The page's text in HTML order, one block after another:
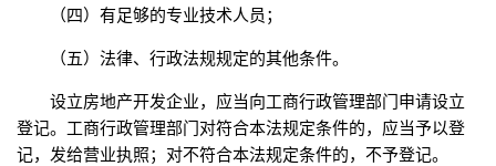
（四）有足够的专业技术人员；
（五）法律、行政法规规定的其他条件。
设立房地产开发企业，应当向工商行政管理部门申请设立
登记。工商行政管理部门对符合本法规定条件的，应当予以登
记，发给营业执照；对不符合本法规定条件的，不予登记。